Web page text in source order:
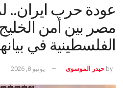
عودة حرب ايران..
مصر بين أمن
الفلسطينية في
by حيدر الموسوى يونيو 8, 2026